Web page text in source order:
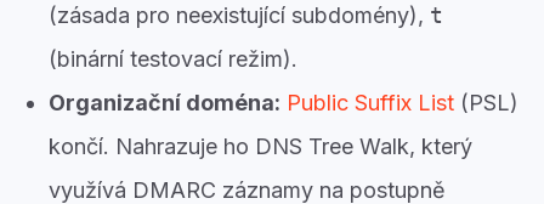
(zásada pro neexistující subdomény), t
(binární testovací režim).
Organizační doména: Public Suffix List(PSL)
končí. Nahrazuje ho DNS Tree Walk, který
využívá DMARC záznamy na postupně